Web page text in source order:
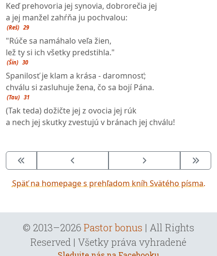
Keď prehovoria jej synovia, dobrorečia jej
a jej manžel zahŕňa ju pochvalou:
(Reš) 29
"Rúče sa namáhalo veľa žien,
lež ty si ich všetky predstihla."
(Šin) 30
Spanilosť je klam a krása - daromnosť;
chválu si zasluhuje žena, čo sa bojí Pána.
(Tau) 31
(Tak teda) dožičte jej z ovocia jej rúk
a nech jej skutky zvestujú v bránach jej chválu!
Späť na homepage s prehľadom kníh Svätého písma.
© 2013–2026 Pastor bonus | All Rights
Reserved | Všetky práva vyhradené